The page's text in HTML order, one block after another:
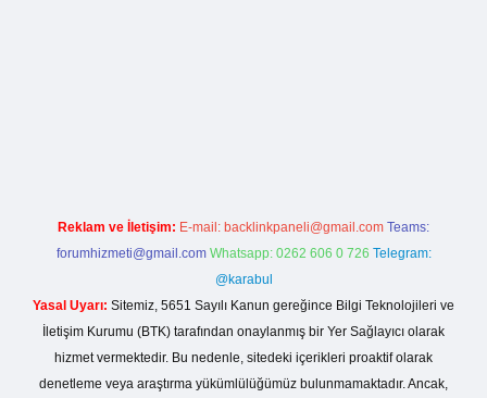
Reklam ve İletişim: E-mail: backlinkpaneli@gmail.com Teams:
forumhizmeti@gmail.com Whatsapp: 0262 606 0 726 Telegram:
@karabul
Yasal Uyarı: Sitemiz, 5651 Sayılı Kanun gereğince Bilgi Teknolojileri ve
İletişim Kurumu (BTK) tarafından onaylanmış bir Yer Sağlayıcı olarak
hizmet vermektedir. Bu nedenle, sitedeki içerikleri proaktif olarak
denetleme veya araştırma yükümlülüğümüz bulunmamaktadır. Ancak,